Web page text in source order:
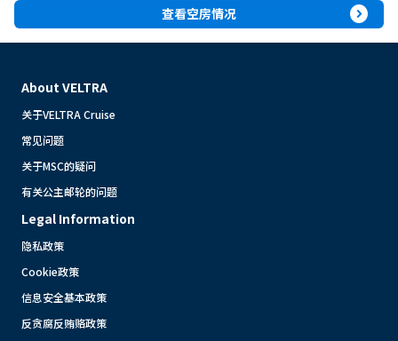
查看空房情况 expand_circle_right
About VELTRA
关于VELTRA Cruise
常见问题
关于MSC的疑问
有关公主邮轮的问题
Legal Information
隐私政策
Cookie政策
信息安全基本政策
反贪腐反贿赂政策